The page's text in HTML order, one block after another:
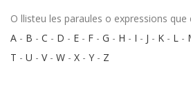
O llisteu les paraules o expressions que
A - B - C - D - E - F - G - H - I - J - K - L -
T - U - V- W - X - Y - Z